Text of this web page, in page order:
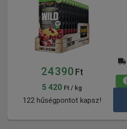
24 390 Ft
5 420 Ft / kg
122 hűségpontot kapsz!